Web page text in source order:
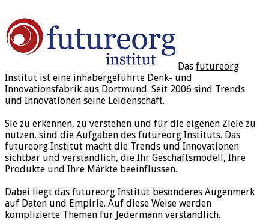
Das futureorg
Institut ist eine inhabergeführte Denk- und
Innovationsfabrik aus Dortmund. Seit 2006 sind Trends
und Innovationen seine Leidenschaft.
Sie zu erkennen, zu verstehen und für die eigenen Ziele zu
nutzen, sind die Aufgaben des futureorg Instituts. Das
futureorg Institut macht die Trends und Innovationen
sichtbar und verständlich, die Ihr Geschäftsmodell, Ihre
Produkte und Ihre Märkte beeinflussen.
Dabei liegt das futureorg Institut besonderes Augenmerk
auf Daten und Empirie. Auf diese Weise werden
komplizierte Themen für Jedermann verständlich.